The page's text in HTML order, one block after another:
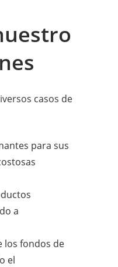
casos de
para sus
a
los fondos de
el